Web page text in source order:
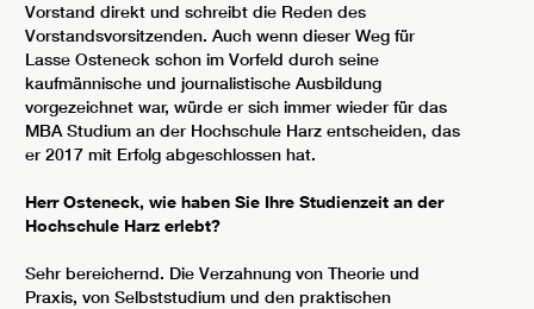
Vorstand direkt und schreibt die Reden des
Vorstandsvorsitzenden. Auch wenn dieser Weg für
Lasse Osteneck schon im Vorfeld durch seine
kaufmännische und journalistische Ausbildung
vorgezeichnet war, würde er sich immer wieder für das
MBA Studium an der Hochschule Harz entscheiden, das
er 2017 mit Erfolg abgeschlossen hat.
Herr Osteneck, wie haben Sie Ihre Studienzeit an der
Hochschule Harz erlebt?
Sehr bereichernd. Die Verzahnung von Theorie und
Praxis, von Selbststudium und den praktischen